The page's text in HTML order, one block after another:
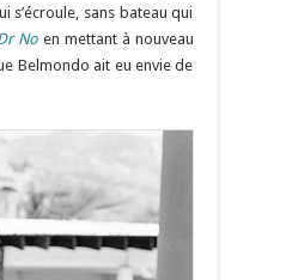
s’écroule, sans bateau qui
Noen mettant à nouveau
Belmondo ait eu envie de